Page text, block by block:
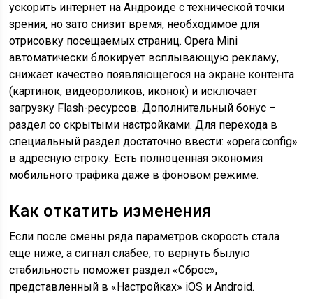
ускорить интернет на Андроиде с технической точки
зрения, но зато снизит время, необходимое для
отрисовку посещаемых страниц. Opera Mini
автоматически блокирует всплывающую рекламу,
снижает качество появляющегося на экране контента
(картинок, видеороликов, иконок) и исключает
загрузку Flash-ресурсов. Дополнительный бонус –
раздел со скрытыми настройками. Для перехода в
специальный раздел достаточно ввести: «opera:config»
в адресную строку. Есть полноценная экономия
мобильного трафика даже в фоновом режиме.
Как откатить изменения
Если после смены ряда параметров скорость стала
еще ниже, а сигнал слабее, то вернуть былую
стабильность поможет раздел «Сброс»,
представленный в «Настройках» iOS и Android.